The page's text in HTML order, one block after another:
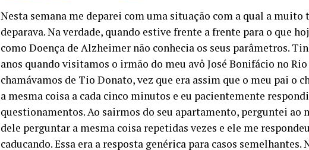
Nesta semana me deparei com uma situação com a qual a muito
deparava. Na verdade, quando estive frente a frente para o que
como Doença de Alzheimer não conhecia os seus parâmetros.
anos quando visitamos o irmão do meu avô José Bonifácio no Rio
chamávamos de Tio Donato, vez que era assim que o meu pai o
a mesma coisa a cada cinco minutos e eu pacientemente
questionamentos. Ao sairmos do seu apartamento, perguntei ao
dele perguntar a mesma coisa repetidas vezes e ele me
caducando. Essa era a resposta genérica para casos semelhantes.